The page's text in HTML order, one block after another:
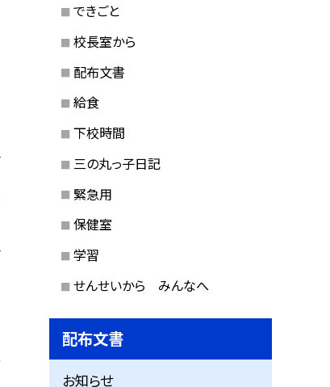
できごと
校長室から
配布文書
給食
下校時間
三の丸っ子日記
緊急用
保健室
学習
せんせいから みんなへ
配布文書
お知らせ